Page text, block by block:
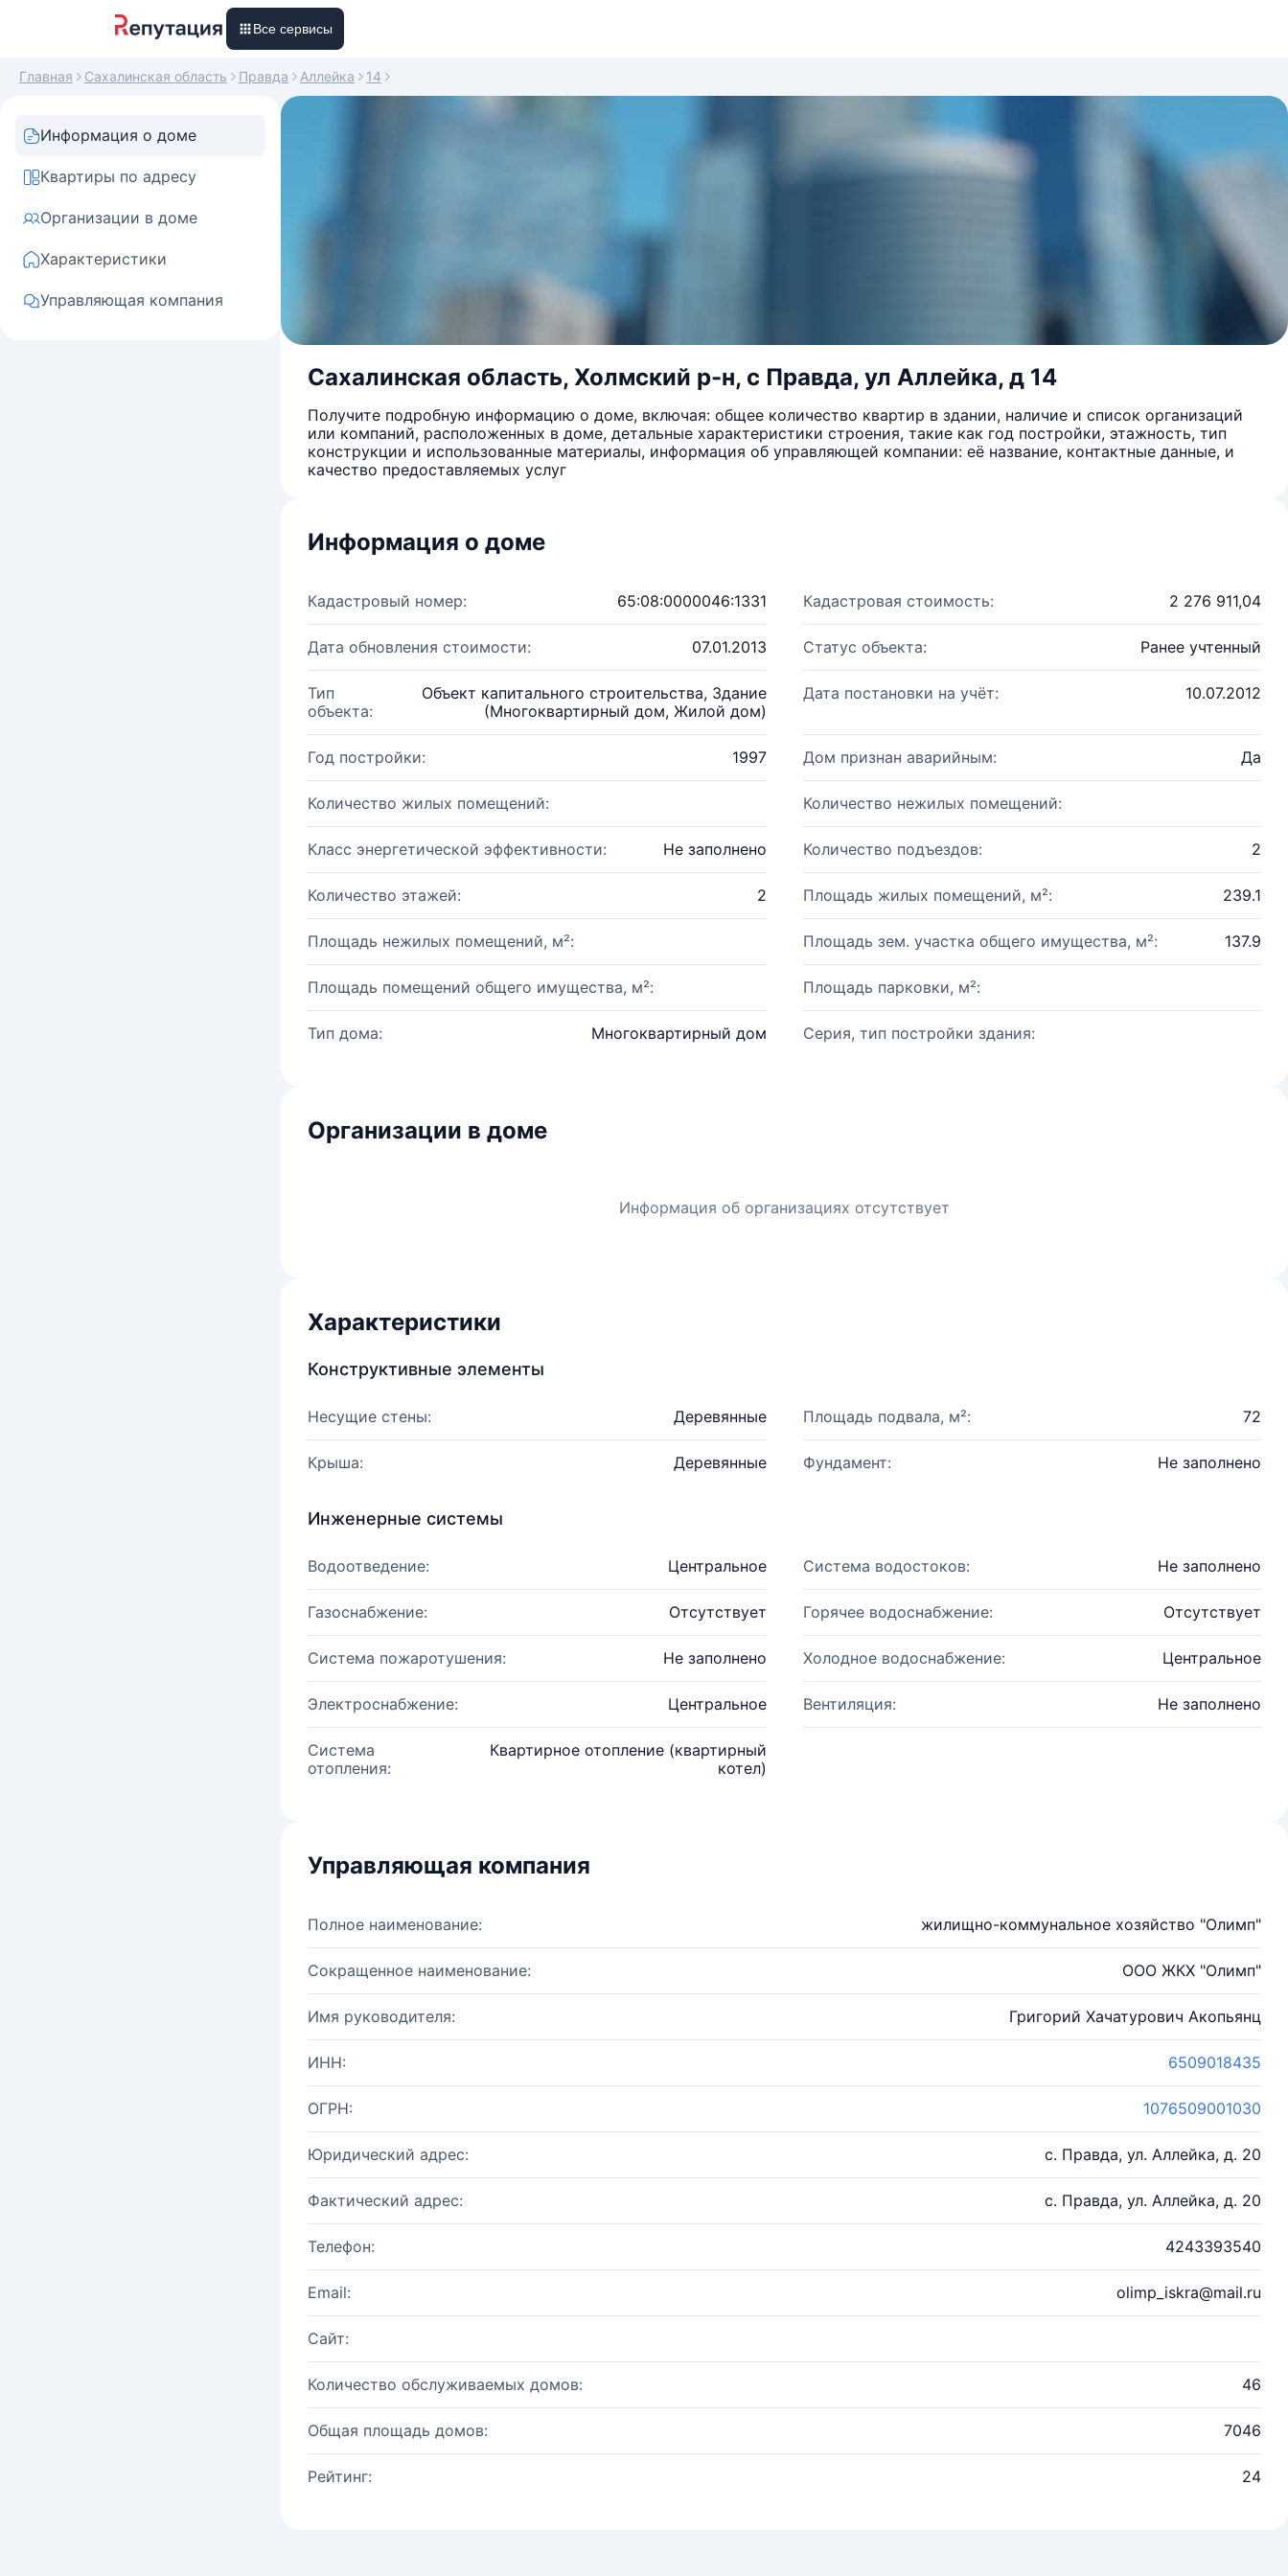
Все сервисы
Главная Сахалинская область Правда Аллейка 14
Информация о доме
Квартиры по адресу
Организации в доме
Характеристики
Управляющая компания
Сахалинская область, Холмский р-н, с Правда, ул Аллейка, д 14
Получите подробную информацию о доме, включая: общее количество квартир в здании, наличие и список организаций
или компаний, расположенных в доме, детальные характеристики строения, такие как год постройки, этажность, тип
конструкции и использованные материалы, информация об управляющей компании: её название, контактные данные, и
качество предоставляемых услуг
Информация о доме
Кадастровый номер: 65:08:0000046:1331 Кадастровая стоимость: 2 276 911,04
Дата обновления стоимости: 07.01.2013 Статус объекта: Ранее учтенный
Тип
объекта:
Объект капитального строительства, Здание
(Многоквартирный дом, Жилой дом)
Дата постановки на учёт: 10.07.2012
Год постройки: 1997 Дом признан аварийным: Да
Количество жилых помещений: Количество нежилых помещений:
Класс энергетической эффективности: Не заполнено Количество подъездов: 2
Количество этажей: 2 Площадь жилых помещений, м²: 239.1
Площадь нежилых помещений, м²: Площадь зем. участка общего имущества, м²: 137.9
Площадь помещений общего имущества, м²: Площадь парковки, м²:
Тип дома: Многоквартирный дом Серия, тип постройки здания:
Организации в доме
Информация об организациях отсутствует
Характеристики
Конструктивные элементы
Несущие стены: Деревянные Площадь подвала, м²: 72
Крыша: Деревянные Фундамент: Не заполнено
Инженерные системы
Водоотведение: Центральное Система водостоков: Не заполнено
Газоснабжение: Отсутствует Горячее водоснабжение: Отсутствует
Система пожаротушения: Не заполнено Холодное водоснабжение: Центральное
Электроснабжение: Центральное Вентиляция: Не заполнено
Система
отопления:
Квартирное отопление (квартирный
котел)
Управляющая компания
Полное наименование: жилищно-коммунальное хозяйство "Олимп"
Сокращенное наименование: ООО ЖКХ "Олимп"
Имя руководителя: Григорий Хачатурович Акопьянц
ИНН: 6509018435
ОГРН: 1076509001030
Юридический адрес: с. Правда, ул. Аллейка, д. 20
Фактический адрес: с. Правда, ул. Аллейка, д. 20
Телефон: 4243393540
Email: olimp_iskra@mail.ru
Сайт:
Количество обслуживаемых домов: 46
Общая площадь домов: 7046
Рейтинг: 24